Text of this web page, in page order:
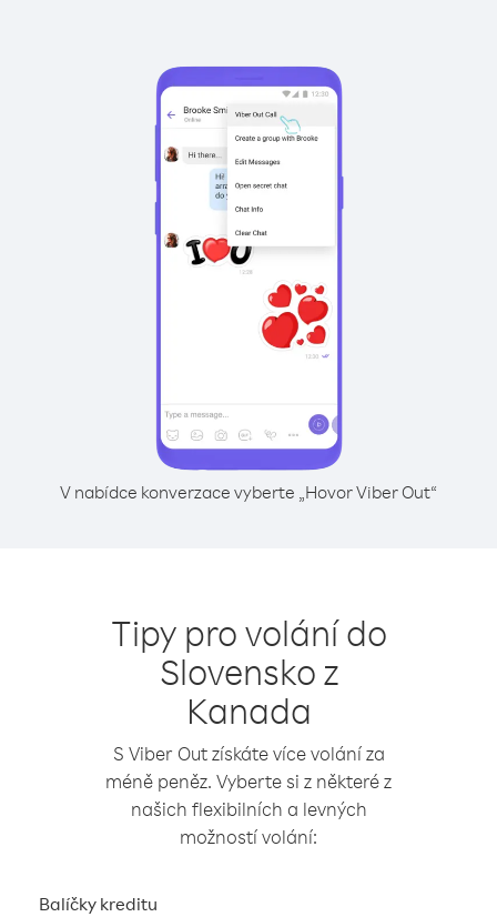
V nabídce konverzace vyberte „Hovor Viber Out“
Tipy pro volání do
Slovensko z
Kanada
S Viber Out získáte více volání za
méně peněz. Vyberte si z některé z
našich flexibilních a levných
možností volání:
Balíčky kreditu